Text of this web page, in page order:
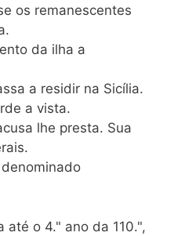
os remanescentes
da ilha a
a residir na Sicília.
a vista.
lhe presta. Sua
até o 4." ano da 110.",